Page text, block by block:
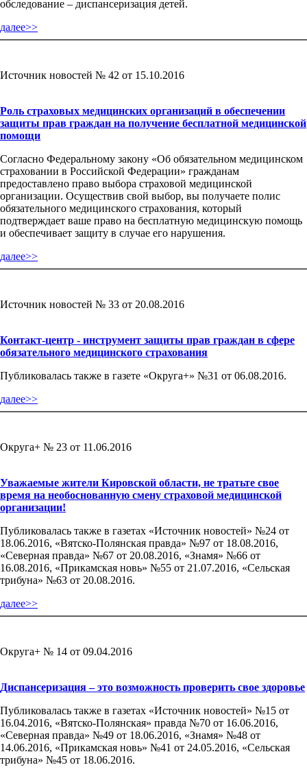
обследование – диспансеризация детей.
далее>>
Источник новостей № 42 от 15.10.2016
Роль страховых медицинских организаций в обеспечении
защиты прав граждан на получение бесплатной медицинской
помощи
Согласно Федеральному закону «Об обязательном медицинском
страховании в Российской Федерации» гражданам
предоставлено право выбора страховой медицинской
организации. Осуществив свой выбор, вы получаете полис
обязательного медицинского страхования, который
подтверждает ваше право на бесплатную медицинскую помощь
и обеспечивает защиту в случае его нарушения.
далее>>
Источник новостей № 33 от 20.08.2016
Контакт-центр - инструмент защиты прав граждан в сфере
обязательного медицинского страхования
Публиковалась также в газете «Округа+» №31 от 06.08.2016.
далее>>
Округа+ № 23 от 11.06.2016
Уважаемые жители Кировской области, не тратьте свое
время на необоснованную смену страховой медицинской
организации!
Публиковалась также в газетах «Источник новостей» №24 от
18.06.2016, «Вятско-Полянская правда» №97 от 18.08.2016,
«Северная правда» №67 от 20.08.2016, «Знамя» №66 от
16.08.2016, «Прикамская новь» №55 от 21.07.2016, «Сельская
трибуна» №63 от 20.08.2016.
далее>>
Округа+ № 14 от 09.04.2016
Диспансеризация – это возможность проверить свое здоровье
Публиковалась также в газетах «Источник новостей» №15 от
16.04.2016, «Вятско-Полянская» правда №70 от 16.06.2016,
«Северная правда» №49 от 18.06.2016, «Знамя» №48 от
14.06.2016, «Прикамская новь» №41 от 24.05.2016, «Сельская
трибуна» №45 от 18.06.2016.